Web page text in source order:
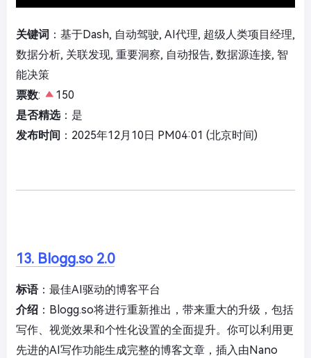
关键词 ：基于Dash, 自动驾驶, AI代理, 超级人类项目经理,
数据分析, 关联发现, 重要洞察, 自动报告, 数据源连接, 智
能决策
票数:
150
是否精选：是
发布时间 ：2025年12月10日 PM04:01 (北京时间)
13. Blogg.so 2.0
标语：最佳AI驱动的博客平台
介绍 ：Blogg.so将进行重新推出，带来重大的升级，包括
写作、视觉效果和个性化设置的全面提升。你可以利用更
先进的AI写作功能生成完整的博客文章，插入由Nano